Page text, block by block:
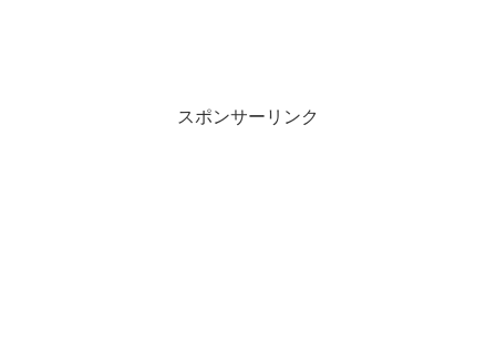
スポンサーリンク